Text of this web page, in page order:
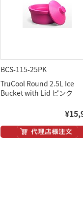
BCS-115-25PK
TruCool Round 2.5L Ice
Bucket with Lid ピンク